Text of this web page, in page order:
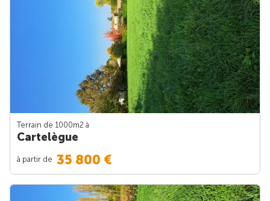
Terrain de 1000m2 à
Cartelègue
à partir de 35 800 €